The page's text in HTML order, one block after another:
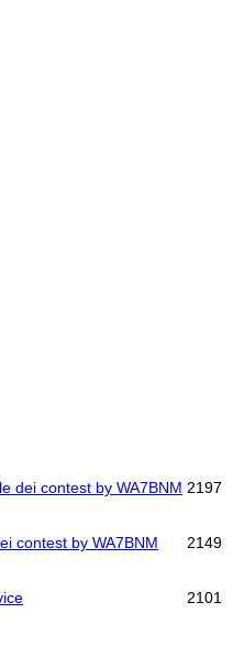
dei contest by WA7BNM 2197
contest by WA7BNM 2149
2101